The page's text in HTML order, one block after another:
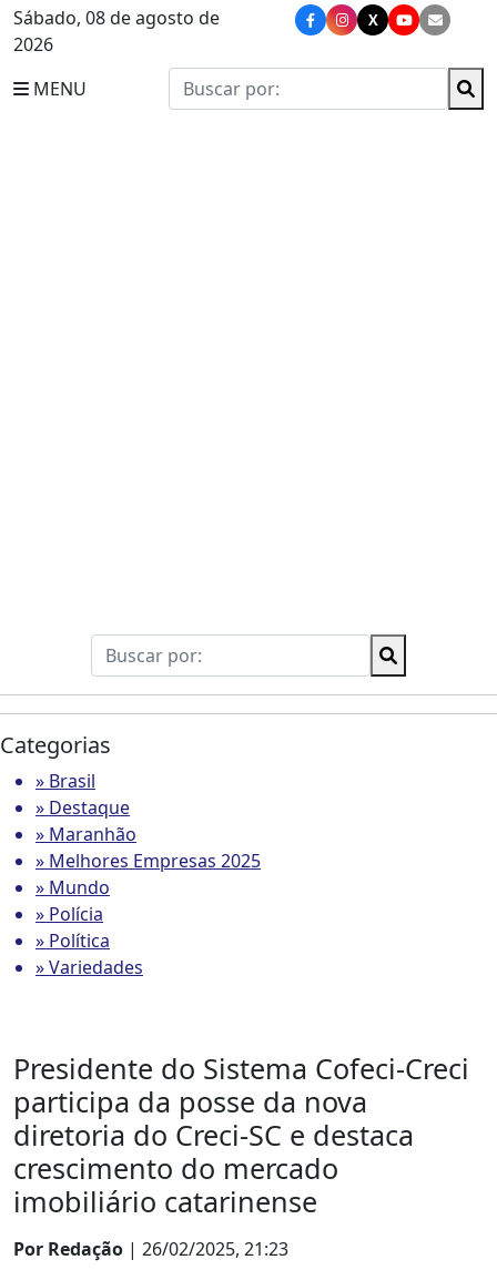
Sábado, 08 de agosto de
2026
X
MENU
Categorias
» Brasil
» Destaque
» Maranhão
» Melhores Empresas 2025
» Mundo
» Polícia
» Política
» Variedades
Presidente do Sistema Cofeci-Creci
participa da posse da nova
diretoria do Creci-SC e destaca
crescimento do mercado
imobiliário catarinense
Por Redação | 26/02/2025, 21:23